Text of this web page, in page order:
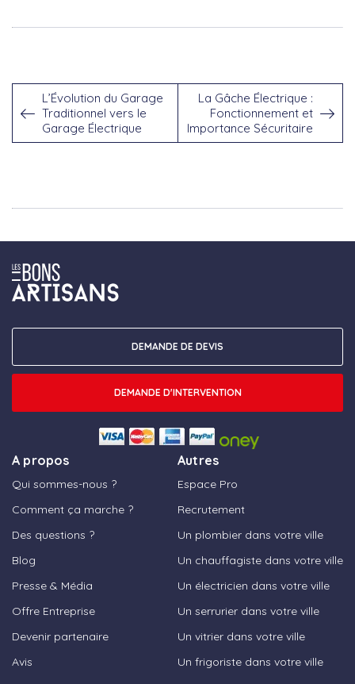
L’Évolution du Garage
Traditionnel vers le
Garage Électrique
La Gâche Électrique :
Fonctionnement et
Importance Sécuritaire
A propos
Qui sommes-nous ?
Comment ça marche ?
Des questions ?
Blog
Presse & Média
Offre Entreprise
Devenir partenaire
Avis
Autres
Espace Pro
Recrutement
Un plombier dans votre ville
Un chauffagiste dans votre ville
Un électricien dans votre ville
Un serrurier dans votre ville
Un vitrier dans votre ville
Un frigoriste dans votre ville
DEMANDE DE DEVIS
DEMANDE D'INTERVENTION